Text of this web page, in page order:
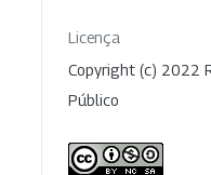
Licença
Copyright (c) 2022
Público